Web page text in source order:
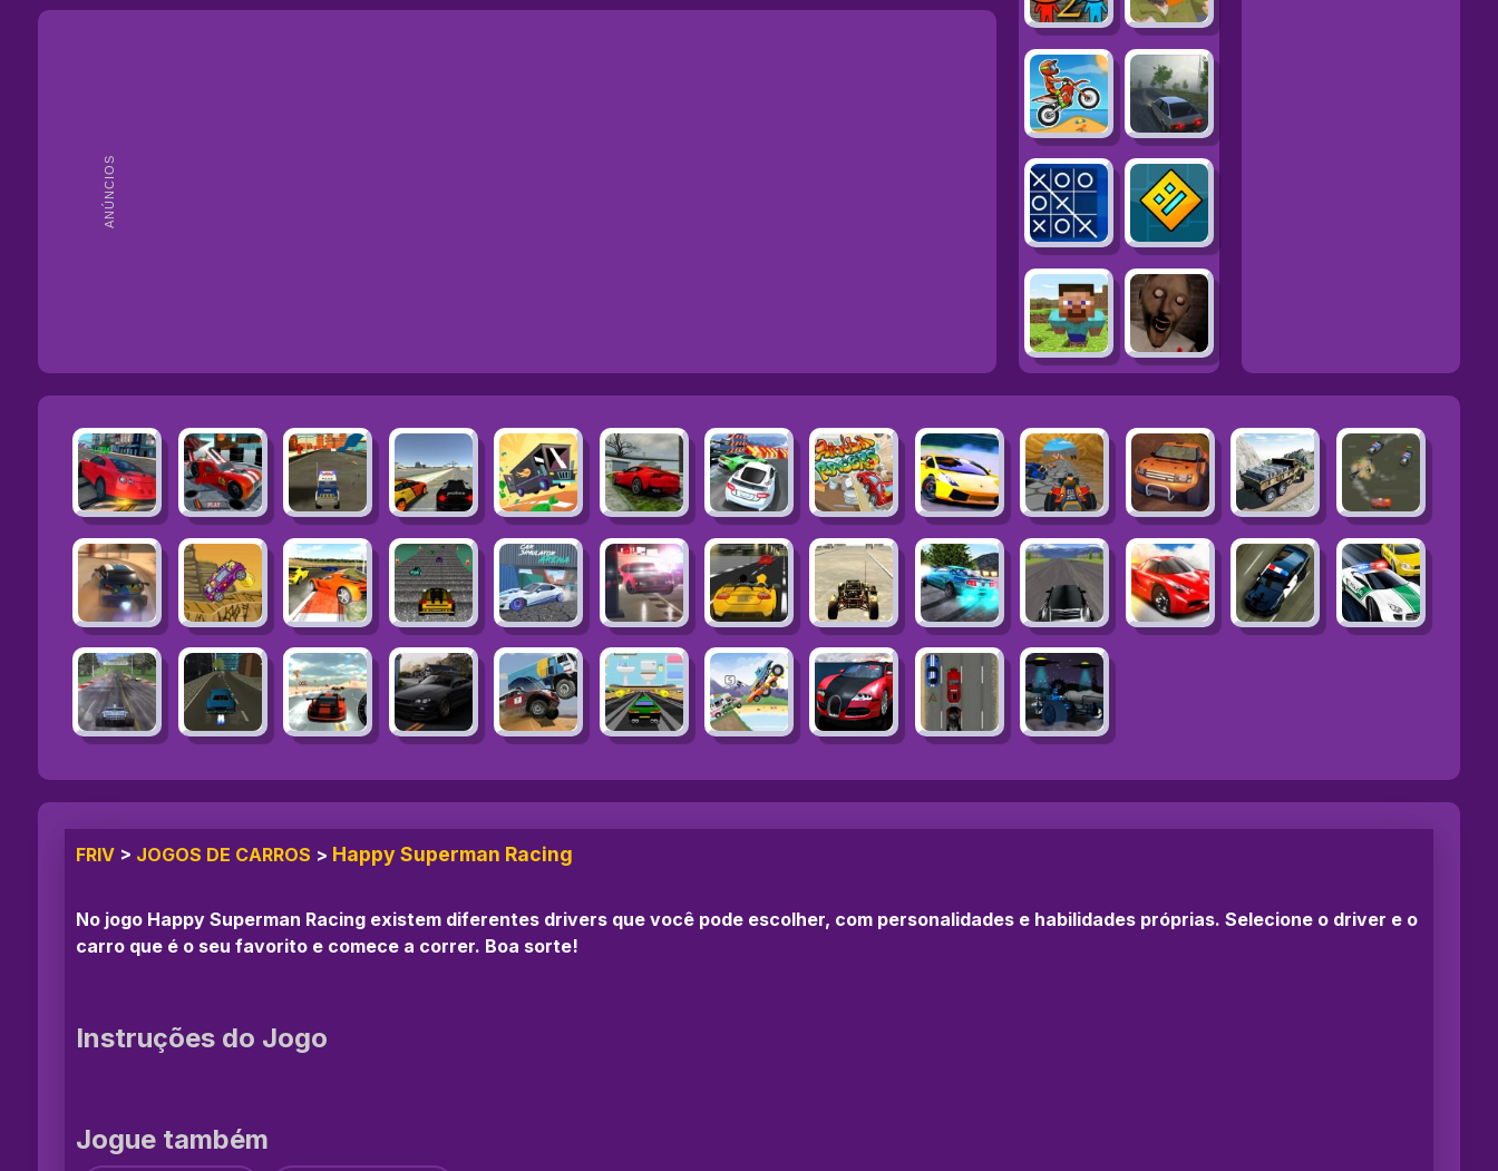
ANÚNCIOS
FRIV > JOGOS DE CARROS > Happy Superman Racing
No jogo Happy Superman Racing existem diferentes drivers que você pode escolher, com personalidades e habilidades próprias. Selecione o driver e o
carro que é o seu favorito e comece a correr. Boa sorte!
Instruções do Jogo
Jogue também